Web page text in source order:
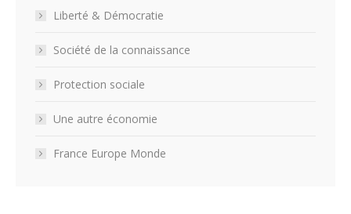
Liberté & Démocratie
Société de la connaissance
Protection sociale
Une autre économie
France Europe Monde